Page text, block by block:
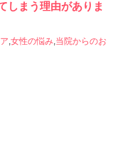
みになっている